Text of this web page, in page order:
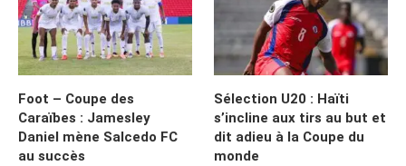
Foot – Coupe des
Caraïbes : Jamesley
Daniel mène Salcedo FC
au succès
Sélection U20 : Haïti
s’incline aux tirs au but et
dit adieu à la Coupe du
monde